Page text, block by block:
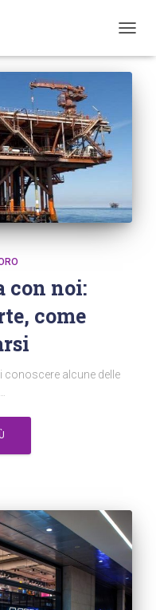
con noi:
come
conoscere alcune delle